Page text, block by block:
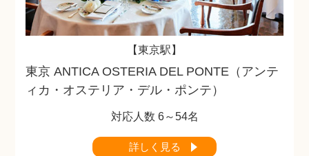
【東京駅】
東京 ANTICA OSTERIA DEL PONTE（アンテ
ィカ・オステリア・デル・ポンテ）
対応人数 6～54名
詳しく見る